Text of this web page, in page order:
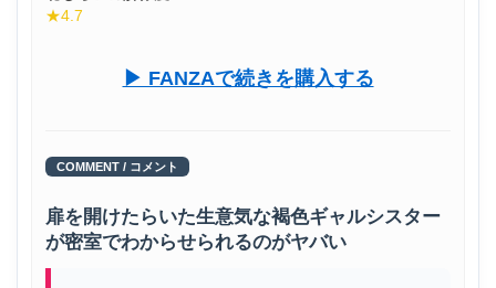
★4.7
▶ FANZAで続きを購入する
COMMENT / コメント
扉を開けたらいた生意気な褐色ギャルシスター
が密室でわからせられるのがヤバい